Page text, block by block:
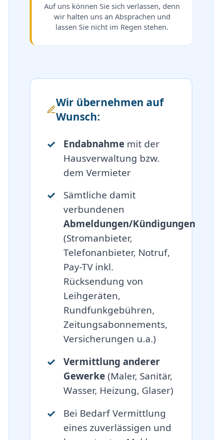
Auf uns können Sie sich verlassen, denn
wir halten uns an Absprachen und
lassen Sie nicht im Regen stehen.
Wir übernehmen auf
Wunsch:
Endabnahmemit der
Hausverwaltung bzw.
dem Vermieter
Sämtliche damit
verbundenen
Abmeldungen/Kündigungen
(Stromanbieter,
Telefonanbieter, Notruf,
Pay-TV inkl.
Rücksendung von
Leihgeräten,
Rundfunkgebühren,
Zeitungsabonnements,
Versicherungen u.a.)
Vermittlung anderer
Gewerke(Maler, Sanitär,
Wasser, Heizung, Glaser)
Bei Bedarf Vermittlung
eines zuverlässigen und